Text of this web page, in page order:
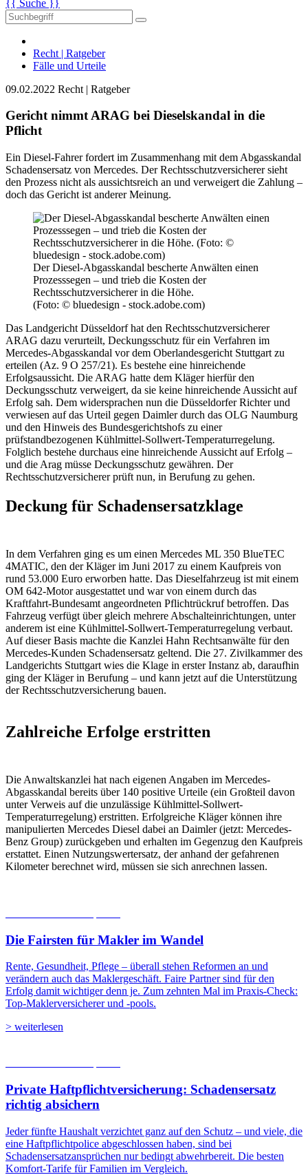
{{ Suche }}
Recht | Ratgeber
Fälle und Urteile
09.02.2022 Recht | Ratgeber
Gericht nimmt ARAG bei Dieselskandal in die
Pflicht
Ein Diesel-Fahrer fordert im Zusammenhang mit dem Abgasskandal
Schadensersatz von Mercedes. Der Rechtsschutzversicherer sieht
den Prozess nicht als aussichtsreich an und verweigert die Zahlung –
doch das Gericht ist anderer Meinung.
Der Diesel-Abgasskandal bescherte Anwälten einen
Prozesssegen – und trieb die Kosten der
Rechtsschutzversicherer in die Höhe.
(Foto: © bluedesign - stock.adobe.com)
Das Landgericht Düsseldorf hat den Rechtsschutzversicherer
ARAG dazu verurteilt, Deckungsschutz für ein Verfahren im
Mercedes-Abgasskandal vor dem Oberlandesgericht Stuttgart zu
erteilen (Az. 9 O 257/21). Es bestehe eine hinreichende
Erfolgsaussicht. Die ARAG hatte dem Kläger hierfür den
Deckungsschutz verweigert, da sie keine hinreichende Aussicht auf
Erfolg sah. Dem widersprachen nun die Düsseldorfer Richter und
verwiesen auf das Urteil gegen Daimler durch das OLG Naumburg
und den Hinweis des Bundesgerichtshofs zu einer
prüfstandbezogenen Kühlmittel-Sollwert-Temperaturregelung.
Folglich bestehe durchaus eine hinreichende Aussicht auf Erfolg –
und die Arag müsse Deckungsschutz gewähren. Der
Rechtsschutzversicherer prüft nun, in Berufung zu gehen.
Deckung für Schadensersatzklage
In dem Verfahren ging es um einen Mercedes ML 350 BlueTEC
4MATIC, den der Kläger im Juni 2017 zu einem Kaufpreis von
rund 53.000 Euro erworben hatte. Das Dieselfahrzeug ist mit einem
OM 642-Motor ausgestattet und war von einem durch das
Kraftfahrt-Bundesamt angeordneten Pflichtrückruf betroffen. Das
Fahrzeug verfügt über gleich mehrere Abschalteinrichtungen, unter
anderem ist eine Kühlmittel-Sollwert-Temperaturregelung verbaut.
Auf dieser Basis machte die Kanzlei Hahn Rechtsanwälte für den
Mercedes-Kunden Schadensersatz geltend. Die 27. Zivilkammer des
Landgerichts Stuttgart wies die Klage in erster Instanz ab, daraufhin
ging der Kläger in Berufung – und kann jetzt auf die Unterstützung
der Rechtsschutzversicherung bauen.
Zahlreiche Erfolge erstritten
Die Anwaltskanzlei hat nach eigenen Angaben im Mercedes-
Abgasskandal bereits über 140 positive Urteile (ein Großteil davon
unter Verweis auf die unzulässige Kühlmittel-Sollwert-
Temperaturregelung) erstritten. Erfolgreiche Kläger können ihre
manipulierten Mercedes Diesel dabei an Daimler (jetzt: Mercedes-
Benz Group) zurückgeben und erhalten im Gegenzug den Kaufpreis
erstattet. Einen Nutzungswertersatz, der anhand der gefahrenen
Kilometer berechnet wird, müssen sie sich anrechnen lassen.
Die Fairsten für Makler im Wandel
Rente, Gesundheit, Pflege – überall stehen Reformen an und
verändern auch das Maklergeschäft. Faire Partner sind für den
Erfolg damit wichtiger denn je. Zum zehnten Mal im Praxis-Check:
Top-Maklerversicherer und -pools.
> weiterlesen
Private Haftpflicht­versicherung: Schadensersatz
richtig absichern
Jeder fünfte Haushalt verzichtet ganz auf den Schutz – und viele, die
eine Haftpflichtpolice abgeschlossen haben, sind bei
Schadensersatzansprüchen nur bedingt abwehrbereit. Die besten
Komfort-Tarife für Familien im Vergleich.